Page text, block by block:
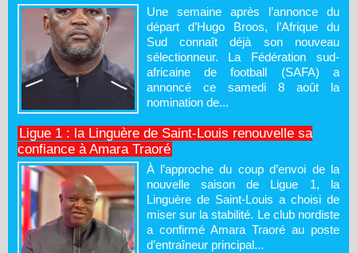
Une semaine après l’annonce du
départ d’Hugo Broos, l’Afrique du
Sud connaît déjà son nouveau
sélectionneur. La Fédération sud-
africaine de football (SAFA) a
annoncé ce samedi 8 août la
nomination de...
Ligue 1 : la Linguère de Saint-Louis renouvelle sa
confiance à Amara Traoré
À l’approche du coup d’envoi de la
nouvelle saison de Ligue 1, la
Linguère de Saint-Louis a choisi de
miser sur la stabilité. Le club nordiste
a confirmé Amara Traoré au poste
d’entraîneur principal...